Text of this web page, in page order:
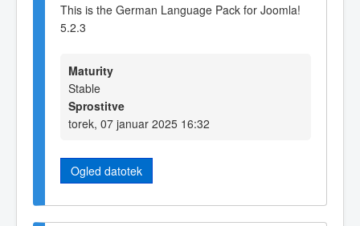
This is the German Language Pack for Joomla!
5.2.3
Maturity
Stable
Sprostitve
torek, 07 januar 2025 16:32
Ogled datotek